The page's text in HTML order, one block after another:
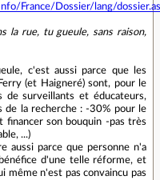
France/Dossier/lang/
la rue, tu gueule, sans raison,
c'est aussi parce que les
(et Haigneré) sont, pour le
de surveillants et éducateurs,
de la recherche : -30% pour le
financer son bouquin -pas très
...)
aussi parce que personne n'a
d'une telle réforme, et
même n'est pas convaincu pas